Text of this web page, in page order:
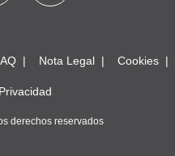
Nota Legal Cookies
derechos reservados